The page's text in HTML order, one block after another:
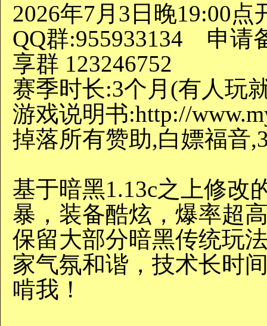
2026年7月3日晚19:00点
QQ群:955933134 申
享群 123246752
赛季时长:3个月(有人玩
游戏说明书:http://
掉落所有赞助,白嫖福音
基于暗黑1.13c之上修改
暴，装备酷炫，爆率超
保留大部分暗黑传统玩
家气氛和谐，技术长时
啃我！